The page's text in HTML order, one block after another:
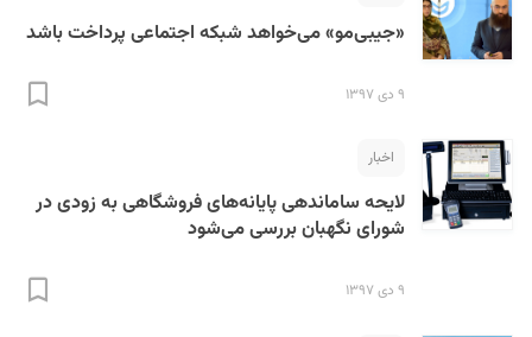
«جیبی‌مو» می‌خواهد شبکه‌ اجتماعی پرداخت باشد
۹ دی ۱۳۹۷
اخبار
لایحه ساماندهی پایانه‌های فروشگاهی به زودی در
شورای نگهبان بررسی می‌شود
۹ دی ۱۳۹۷